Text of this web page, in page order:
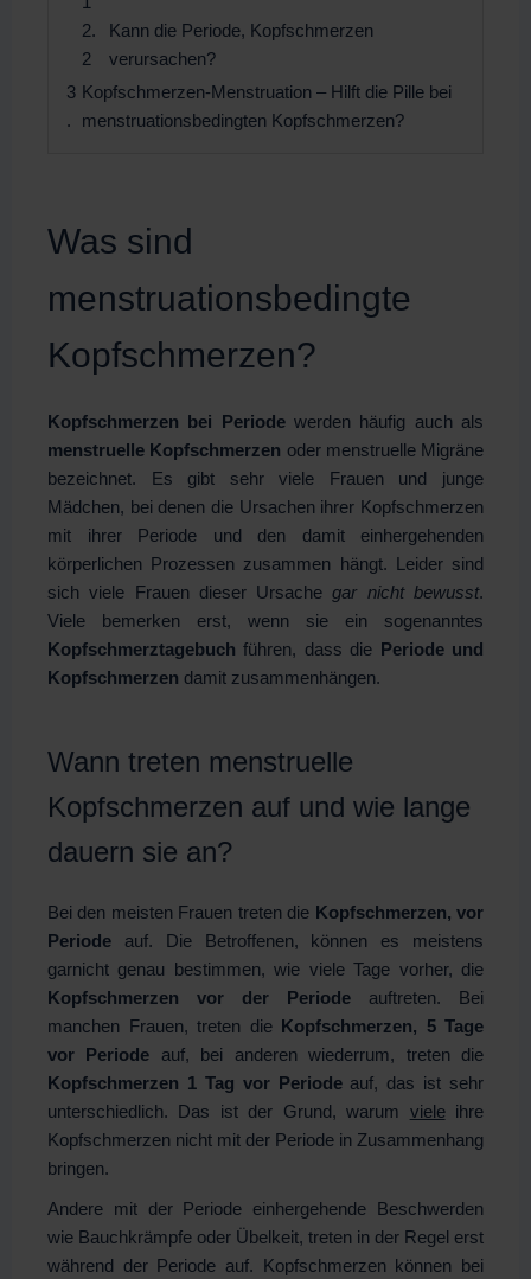
Kann die Periode, Kopfschmerzen
verursachen?
Kopfschmerzen-Menstruation – Hilft die Pille bei
menstruationsbedingten Kopfschmerzen?
Was sind
menstruationsbedingte
Kopfschmerzen?
Kopfschmerzen bei Periodewerden häufig auch als
menstruelle Kopfschmerzen oder menstruelle Migräne
bezeichnet. Es gibt sehr viele Frauen und junge
Mädchen, bei denen die Ursachen ihrer Kopfschmerzen
mit ihrer Periode und den damit einhergehenden
körperlichen Prozessen zusammen hängt. Leider sind
sich viele Frauen dieser Ursachegar nicht bewusst.
Viele bemerken erst, wenn sie ein sogenanntes
Kopfschmerztagebuch führen, dass die Periode und
Kopfschmerzen damit zusammenhängen.
Wann treten menstruelle
Kopfschmerzen auf und wie lange
dauern sie an?
Bei den meisten Frauen treten die Kopfschmerzen, vor
Periode auf. Die Betroffenen, können es meistens
garnicht genau bestimmen, wie viele Tage vorher, die
Kopfschmerzen vor der Periode auftreten. Bei
manchen Frauen, treten die Kopfschmerzen, 5 Tage
vor Periode auf, bei anderen wiederrum, treten die
Kopfschmerzen 1 Tag vor Periodeauf, das ist sehr
unterschiedlich. Das ist der Grund, warum vieleihre
Kopfschmerzen nicht mit der Periode in Zusammenhang
bringen.
Andere mit der Periode einhergehende Beschwerden
wie Bauchkrämpfe oder Übelkeit, treten in der Regel erst
während der Periode auf. Kopfschmerzen können bei